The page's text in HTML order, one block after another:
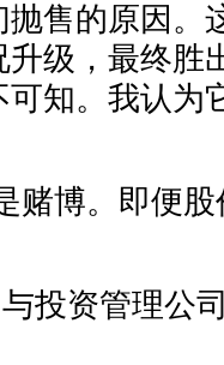
售的原因。
级，最终胜
知。我认为
赌博。即便
投资管理公